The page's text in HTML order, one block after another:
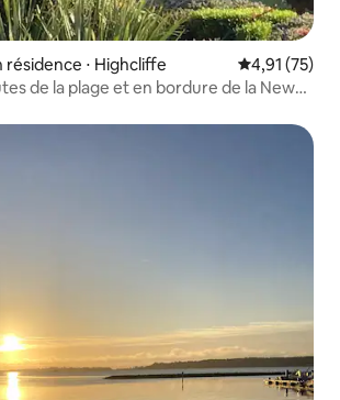
⋅ Highcliffe Évaluation
4,91 (75)
de la plage et en bordure de la New